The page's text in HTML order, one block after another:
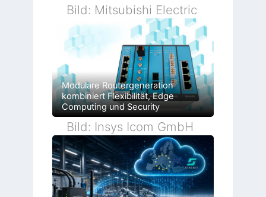
Bild: Mitsubishi Electric
Modulare Routergeneration
kombiniert Flexibilität, Edge
Computing und Security
Bild: Insys Icom GmbH